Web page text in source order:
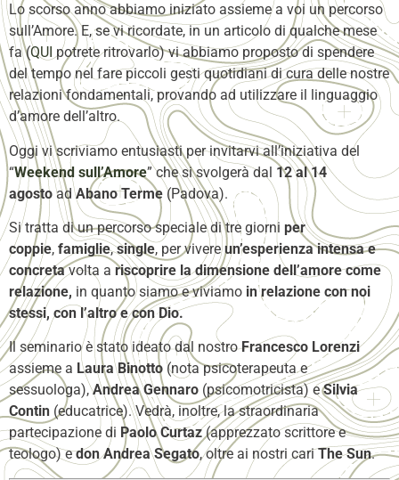
Lo scorso anno abbiamo iniziato assieme a voi un percorso
sull’Amore. E, se vi ricordate, in un articolo di qualche mese
fa (QUI potrete ritrovarlo) vi abbiamo proposto di spendere
del tempo nel fare piccoli gesti quotidiani di cura delle nostre
relazioni fondamentali, provando ad utilizzare il linguaggio
d’amore dell’altro.
Oggi vi scriviamo entusiasti per invitarvi all’iniziativa del
“Weekend sull’Amore” che si svolgerà dal 12 al 14
agostoadAbano Terme (Padova).
Si tratta di un percorso speciale di tre giorni per
coppie, famiglie,single, per vivereun’esperienza intensa e
concretavolta a riscoprire la dimensione dell’amore come
relazione, in quanto siamo e viviamo in relazione con noi
stessi, con l’altro e con Dio.
Il seminario è stato ideato dal nostroFrancesco Lorenzi
assieme a Laura Binotto (nota psicoterapeuta e
sessuologa),Andrea Gennaro (psicomotricista) eSilvia
Contin (educatrice). Vedrà, inoltre, la straordinaria
partecipazione di Paolo Curtaz(apprezzato scrittore e
teologo) edon Andrea Segato, oltre ai nostri cariThe Sun.